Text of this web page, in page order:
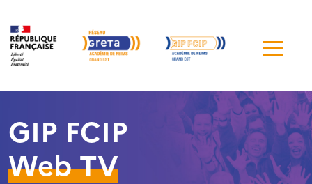
de
GIP FCIP
Web TV